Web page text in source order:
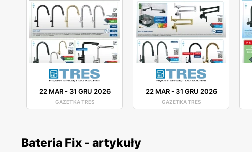
22 MAR- 31 GRU 2026
GAZETKA TRES
22 MAR- 31 GRU 2026
GAZETKA TRES
Bateria Fix - artykuły